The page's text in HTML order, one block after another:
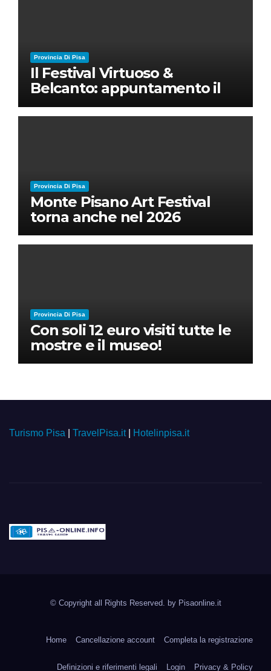
Provincia Di Pisa
Il Festival Virtuoso &
Belcanto: appuntamento il
28 luglio a Palazzo Blu con
Ruben Micieli
Provincia Di Pisa
Monte Pisano Art Festival
torna anche nel 2026
Provincia Di Pisa
Con soli 12 euro visiti tutte le
mostre e il museo!
Turismo Pisa TravelPisa.it| Hotelinpisa.it
© Copyright all Rights Reserved. by Pisaonline.it
Home Cancellazione account Completa la registrazione
Definizioni e riferimenti legali Login Privacy & Policy